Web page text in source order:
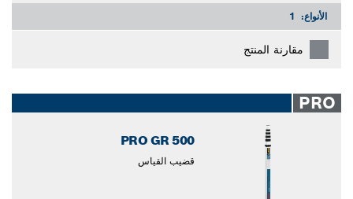
الأنواع: 1
مقارنة المنتج
PRO
PRO GR 500
قضيب القياس